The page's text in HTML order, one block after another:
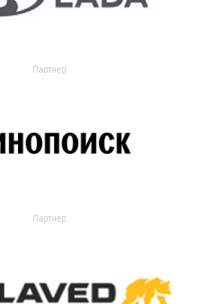
Партнер
Партнер